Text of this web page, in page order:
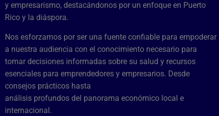
y empresarismo, destacándonos por un enfoque en Puerto
Rico y la diáspora.
Nos esforzamos por ser una fuente confiable para empoderar
a nuestra audiencia con el conocimiento necesario para
tomar decisiones informadas sobre su salud y recursos
esenciales para emprendedores y empresarios. Desde
consejos prácticos hasta
análisis profundos del panorama económico local e
internacional.